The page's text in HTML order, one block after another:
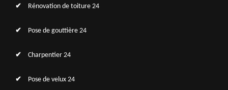
Rénovation de toiture 24
Pose de gouttière 24
Charpentier 24
Pose de velux 24